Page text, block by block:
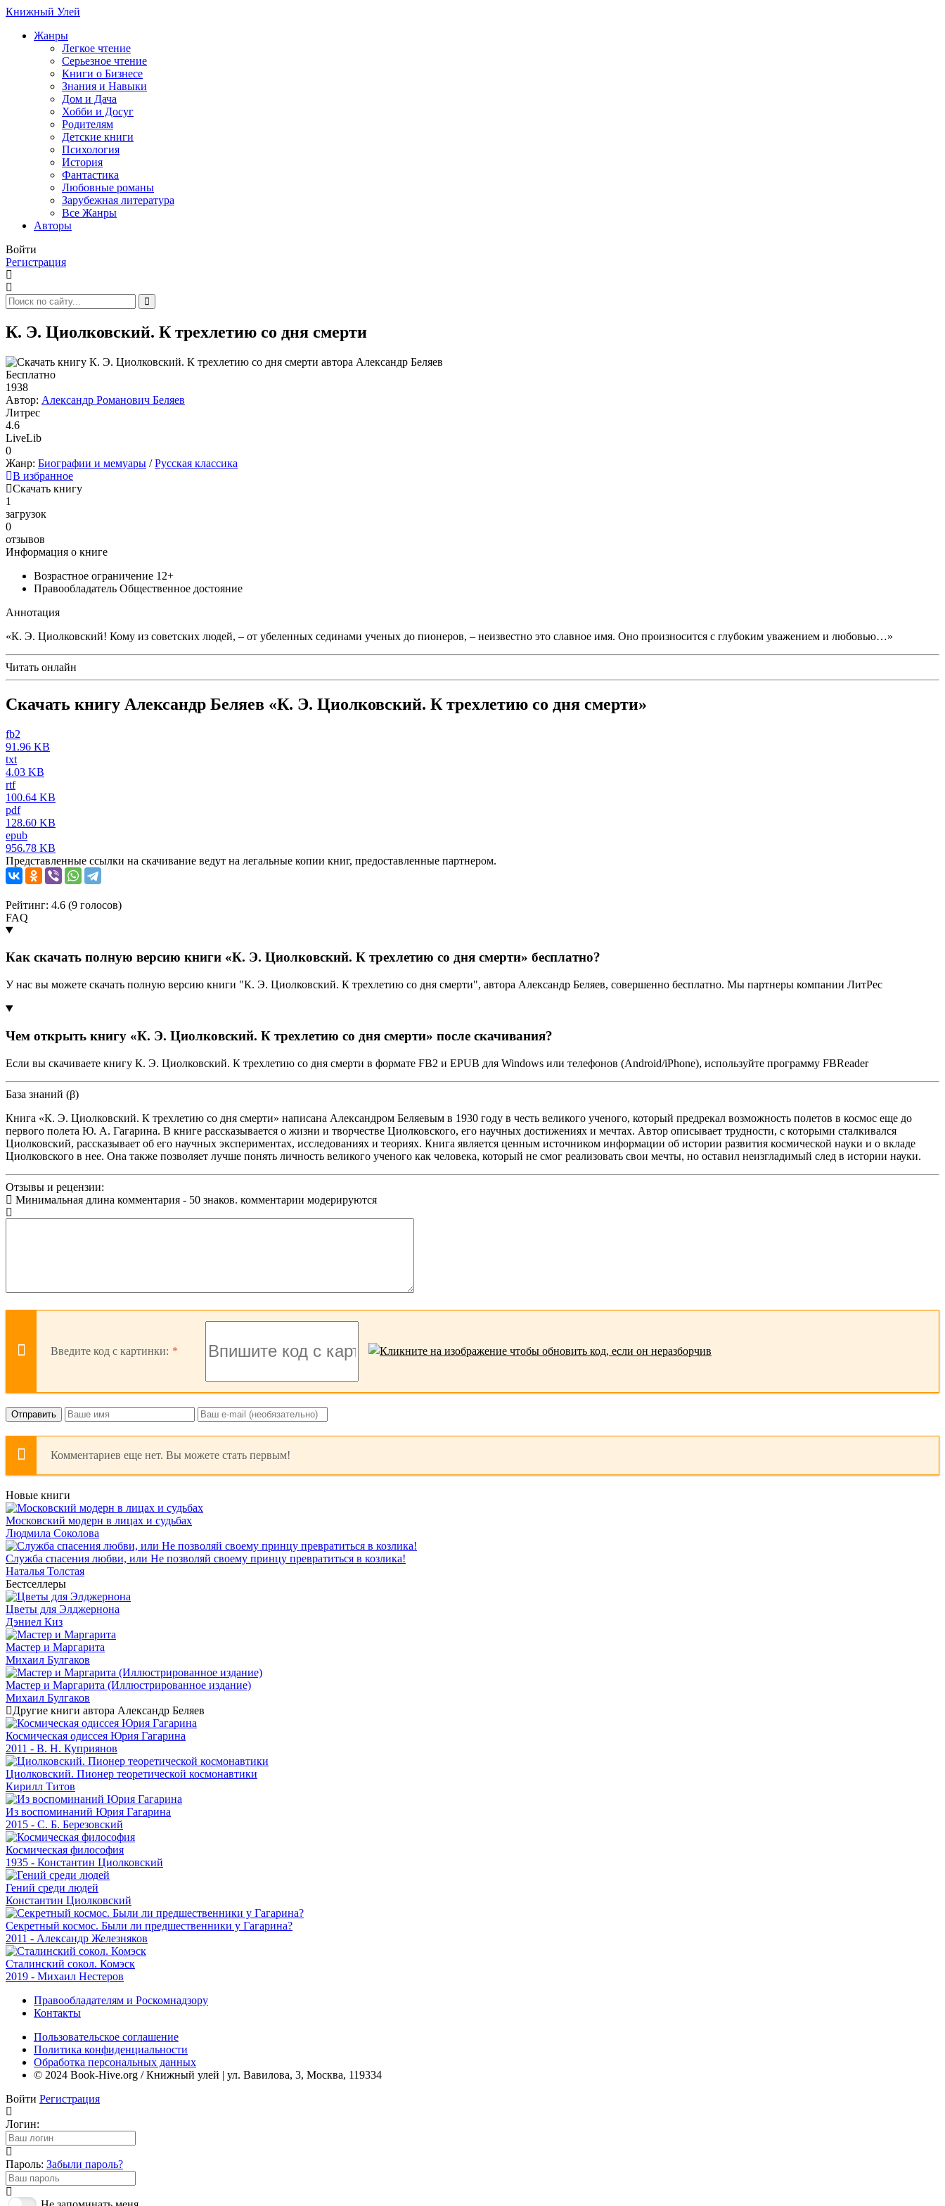
Книжный Улей
Жанры
Легкое чтение
Серьезное чтение
Книги о Бизнесе
Знания и Навыки
Дом и Дача
Хобби и Досуг
Родителям
Детские книги
Психология
История
Фантастика
Любовные романы
Зарубежная литература
Все Жанры
Авторы
Войти
Регистрация
К. Э. Циолковский. К трехлетию со дня смерти
Бесплатно
1938
Автор: Александр Романович Беляев
Литрес
4.6
LiveLib
0
Жанр: Биографии и мемуары /Русская классика
В избранное
Скачать книгу
1
загрузок
0
отзывов
Информация о книге
Возрастное ограничение 12+
Правообладатель Общественное достояние
Аннотация
«К. Э. Циолковский! Кому из советских людей, – от убеленных сединами ученых до пионеров, – неизвестно это славное имя. Оно произносится с глубоким уважением и любовью…»
Читать онлайн
Скачать книгу Александр Беляев «К. Э. Циолковский. К трехлетию со дня смерти»
fb2
91.96 KB
txt
4.03 KB
rtf
100.64 KB
pdf
128.60 KB
epub
956.78 KB
Представленные ссылки на скачивание ведут на легальные копии книг, предоставленные партнером.
Рейтинг: 4.6 (9 голосов)
FAQ
Как скачать полную версию книги «К. Э. Циолковский. К трехлетию со дня смерти» бесплатно?
У нас вы можете скачать полную версию книги "К. Э. Циолковский. К трехлетию со дня смерти", автора Александр Беляев, совершенно бесплатно. Мы партнеры компании ЛитРес
Чем открыть книгу «К. Э. Циолковский. К трехлетию со дня смерти» после скачивания?
Если вы скачиваете книгу К. Э. Циолковский. К трехлетию со дня смерти в формате FB2 и EPUB для Windows или телефонов (Android/iPhone), используйте программу FBReader
База знаний (β)
Книга «К. Э. Циолковский. К трехлетию со дня смерти» написана Александром Беляевым в 1930 году в честь великого ученого, который предрекал возможность полетов в космос еще до
первого полета Ю. А. Гагарина. В книге рассказывается о жизни и творчестве Циолковского, его научных достижениях и мечтах. Автор описывает трудности, с которыми сталкивался
Циолковский, рассказывает об его научных экспериментах, исследованиях и теориях. Книга является ценным источником информации об истории развития космической науки и о вкладе
Циолковского в нее. Она также позволяет лучше понять личность великого ученого как человека, который не смог реализовать свои мечты, но оставил неизгладимый след в истории науки.
Отзывы и рецензии:
Минимальная длина комментария - 50 знаков. комментарии модерируются
Введите код с картинки:
Отправить
Комментариев еще нет. Вы можете стать первым!
Новые книги
Московский модерн в лицах и судьбах
Людмила Соколова
Служба спасения любви, или Не позволяй своему принцу превратиться в козлика!
Наталья Толстая
Бестселлеры
Цветы для Элджернона
Дэниел Киз
Мастер и Маргарита
Михаил Булгаков
Мастер и Маргарита (Иллюстрированное издание)
Михаил Булгаков
Другие книги автора Александр Беляев
Космическая одиссея Юрия Гагарина
2011 - В. Н. Куприянов
Циолковский. Пионер теоретической космонавтики
Кирилл Титов
Из воспоминаний Юрия Гагарина
2015 - С. Б. Березовский
Космическая философия
1935 - Константин Циолковский
Гений среди людей
Константин Циолковский
Секретный космос. Были ли предшественники у Гагарина?
2011 - Александр Железняков
Сталинский сокол. Комэск
2019 - Михаил Нестеров
Правообладателям и Роскомнадзору
Контакты
Пользовательское соглашение
Политика конфиденциальности
Обработка персональных данных
© 2024 Book-Hive.org / Книжный улей | ул. Вавилова, 3, Москва, 119334
Войти Регистрация
Логин:
Пароль: Забыли пароль?